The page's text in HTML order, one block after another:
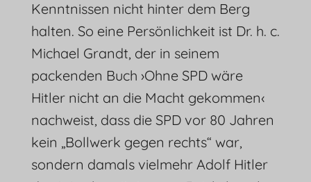
Kenntnissen nicht hinter dem Berg
halten. So eine Persönlichkeit ist Dr. h. c.
Michael Grandt, der in seinem
packenden Buch ›Ohne SPD wäre
Hitler nicht an die Macht gekommen‹
nachweist, dass die SPD vor 80 Jahren
kein „Bollwerk gegen rechts“ war,
sondern damals vielmehr Adolf Hitler